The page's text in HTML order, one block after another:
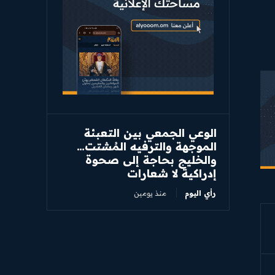
الوعي الجمعي بين التعبئة
الموجهة والترفيه المُشتت…
والخليج بحاجة إلى صحوة
إدراكية لا شعارات
رأي اليوم منذ يومين